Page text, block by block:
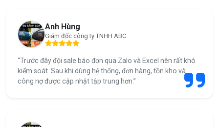
Anh Hùng
Giám đốc công ty TNHH ABC
“Trước đây đội sale báo đơn qua Zalo và Excel nên rất khó
kiểm soát. Sau khi dùng hệ thống, đơn hàng, tồn kho và
công nợ được cập nhật tập trung hơn.”